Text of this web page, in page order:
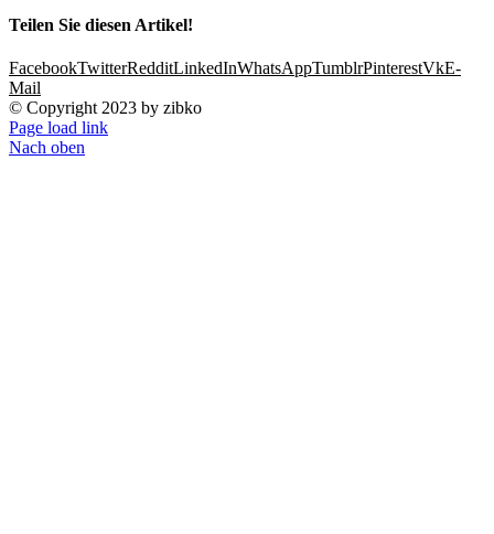
Teilen Sie diesen Artikel!
FacebookTwitterRedditLinkedInWhatsAppTumblrPinterestVkE-
Mail
© Copyright 2023 by zibko
Page load link
Nach oben